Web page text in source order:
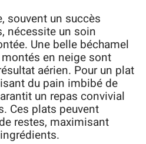
souvent un succès
nécessite un soin
Une belle béchamel
en neige sont
aérien. Pour un plat
du pain imbibé de
un repas convivial
Ces plats peuvent
restes, maximisant